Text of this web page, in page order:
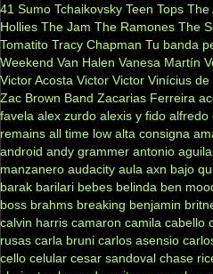
41 Sumo Tchaikovsky Teen Tops The
Hollies The Jam The Ramones The
Tomatito Tracy Chapman Tu banda
Weekend Van Halen Vanesa Martín
Victor Acosta Victor Victor Vinícius de
Zac Brown Band Zacarias Ferreira
favela alex zurdo alexis y fido alfredo
remains all time low alta consigna
android andy grammer antonio
manzanero audacity aula axn bajo
barak barilari bebes belinda ben
boss brahms breaking benjamin
calvin harris camaron camila cabello
rusas carla bruni carlos asensio
cello celular cesar sandoval chase